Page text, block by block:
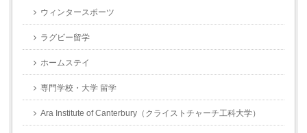
ウィンタースポーツ
ラグビー留学
ホームステイ
専門学校・大学 留学
Ara Institute of Canterbury（クライストチャーチ工科大学）